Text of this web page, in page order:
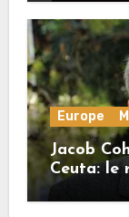
Europe
Jacob
Ceuta: le
bonne
de